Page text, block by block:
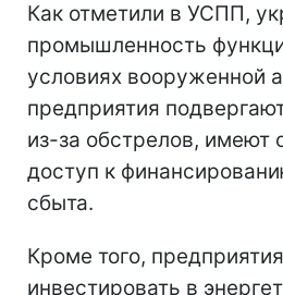
Как отметили в УСПП,
промышленность
условиях вооруженной
предприятия
из-за обстрелов, имеют
доступ к
сбыта.
Кроме того,
инвестировать в